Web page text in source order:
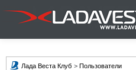
Лада Веста Клуб > Пользователи